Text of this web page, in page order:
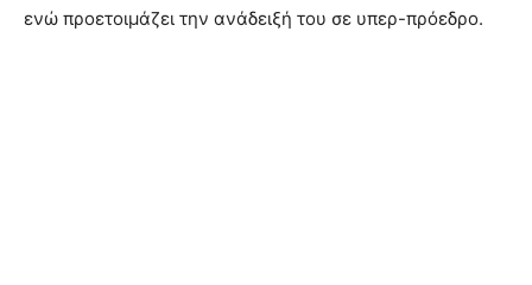
ενώ προετοιμάζει την ανάδειξή του σε υπερ-πρόεδρο.